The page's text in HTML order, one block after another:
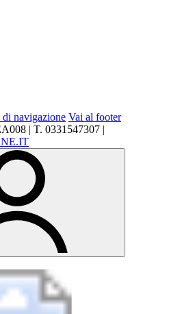
di navigazione Vai al footer
| T. 0331547307 |